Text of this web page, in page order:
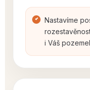
Nastavíme
i Váš